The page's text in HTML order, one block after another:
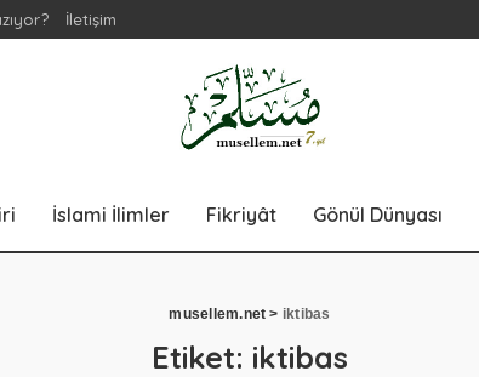
İletişim
İslami İlimler Fikriyât Gönül Dünyası
musellem.net > iktibas
Etiket: iktibas